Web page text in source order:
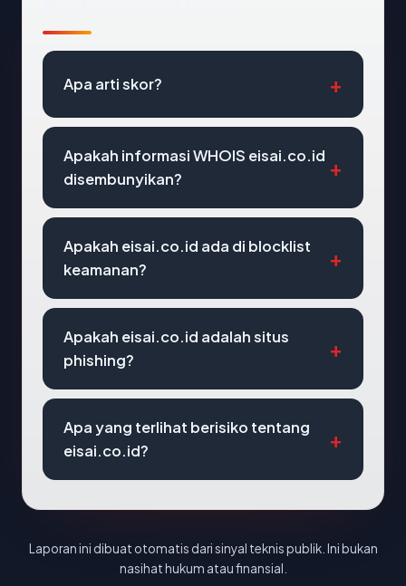
Apa arti skor?
Apakah informasi WHOIS eisai.co.id
disembunyikan?
Apakah eisai.co.id ada di blocklist
keamanan?
Apakah eisai.co.id adalah situs
phishing?
Apa yang terlihat berisiko tentang
eisai.co.id?
Laporan ini dibuat otomatis dari sinyal teknis publik. Ini bukan
nasihat hukum atau finansial.